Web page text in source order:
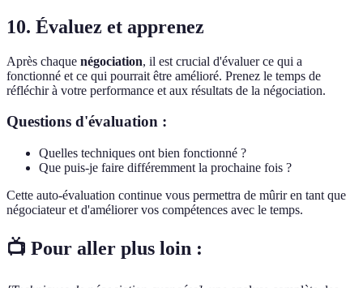
10. Évaluez et apprenez
Après chaque négociation, il est crucial d'évaluer ce qui a
fonctionné et ce qui pourrait être amélioré. Prenez le temps de
réfléchir à votre performance et aux résultats de la négociation.
Questions d'évaluation :
Quelles techniques ont bien fonctionné ?
Que puis-je faire différemment la prochaine fois ?
Cette auto-évaluation continue vous permettra de mûrir en tant que
négociateur et d'améliorer vos compétences avec le temps.
📺 Pour aller plus loin :